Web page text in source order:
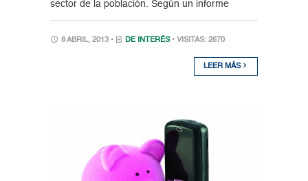
sector de la población. Según un informe
8 ABRIL, 2013 • DE INTERÉS • VISITAS: 2670
LEER MÁS